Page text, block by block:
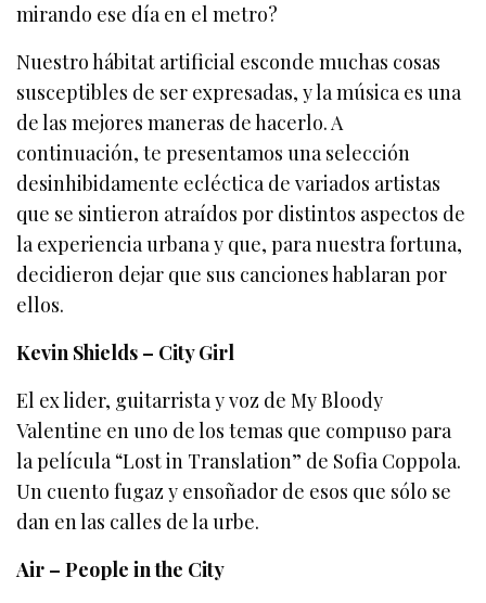
mirando ese día en el metro?
Nuestro hábitat artificial esconde muchas cosas
susceptibles de ser expresadas, y la música es una
de las mejores maneras de hacerlo. A
continuación, te presentamos una selección
desinhibidamente ecléctica de variados artistas
que se sintieron atraídos por distintos aspectos de
la experiencia urbana y que, para nuestra fortuna,
decidieron dejar que sus canciones hablaran por
ellos.
Kevin Shields – City Girl
El ex lider, guitarrista y voz de My Bloody
Valentine en uno de los temas que compuso para
la película “Lost in Translation” de Sofia Coppola.
Un cuento fugaz y ensoñador de esos que sólo se
dan en las calles de la urbe.
Air – People in the City